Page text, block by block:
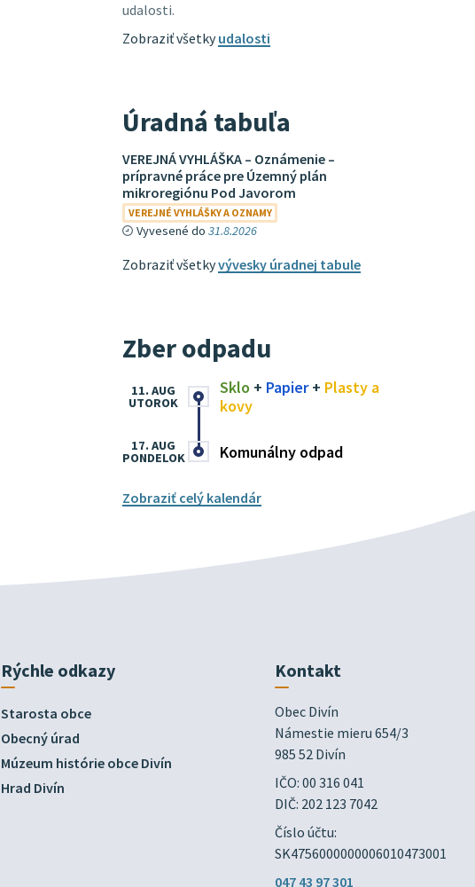
udalosti.
Zobraziť všetkyudalosti
Úradná tabuľa
VEREJNÁ VYHLÁŠKA – Oznámenie –
prípravné práce pre Územný plán
mikroregiónu Pod Javorom
VEREJNÉ VYHLÁŠKY A OZNAMY
Vyvesené do 31.8.2026
Zobraziť všetkyvývesky úradnej tabule
Zber odpadu
Sklo + Papier+ Plasty a
kovy
11. AUG
UTOROK
Komunálny odpad
17. AUG
PONDELOK
Zobraziť celý kalendár
Rýchle odkazy
Starosta obce
Obecný úrad
Múzeum histórie obce Divín
Hrad Divín
Kontakt
Obec Divín
Námestie mieru 654/3
985 52 Divín
IČO: 00 316 041
DIČ: 202 123 7042
Číslo účtu:
SK4756000000006010473001
047 43 97 301